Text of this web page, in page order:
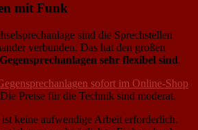
mit Funk
sind die Sprechstellen
verbunden. Das hat den großen
sehr flexibel sind.
sofort im Online-Shop
Preise für die Technik sind moderat.
keine aufwendige Arbeit erforderlich.